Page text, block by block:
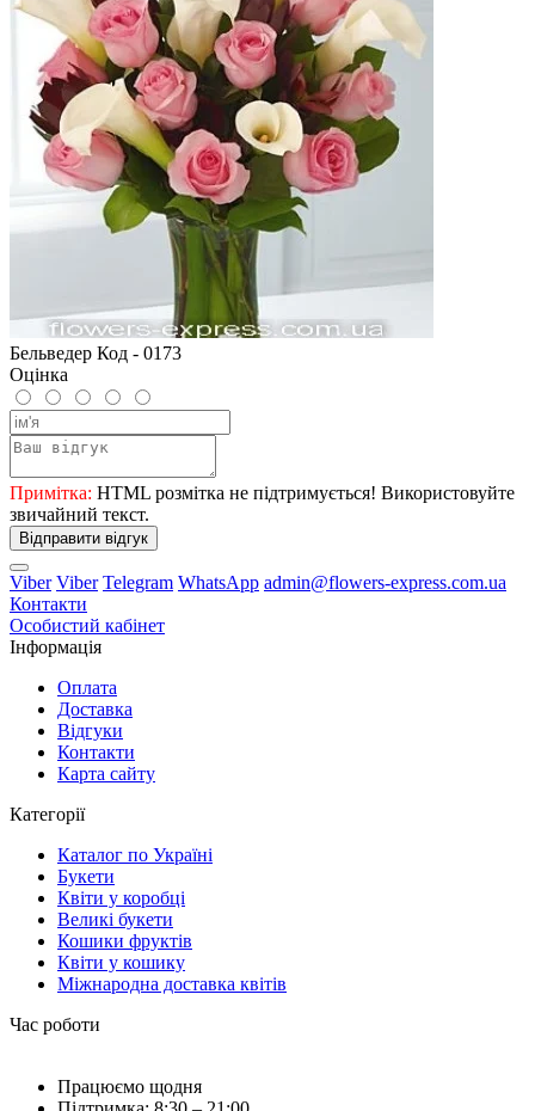
Бельведер Код - 0173
Оцінка
Примітка: HTML розмітка не підтримується! Використовуйте
звичайний текст.
Відправити відгук
Viber Viber Telegram WhatsApp admin@flowers-express.com.ua
Контакти
Особистий кабінет
Інформація
Оплата
Доставка
Відгуки
Контакти
Карта сайту
Категорії
Каталог по Україні
Букети
Квіти у коробці
Великі букети
Кошики фруктів
Квіти у кошику
Міжнародна доставка квітів
Час роботи
Працюємо щодня